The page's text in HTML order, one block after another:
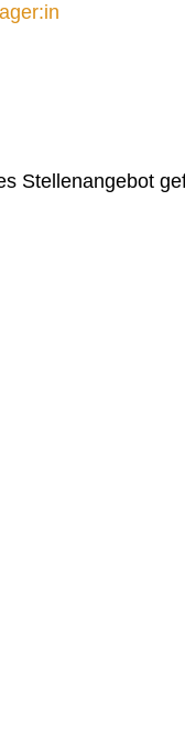
Stellenangebot